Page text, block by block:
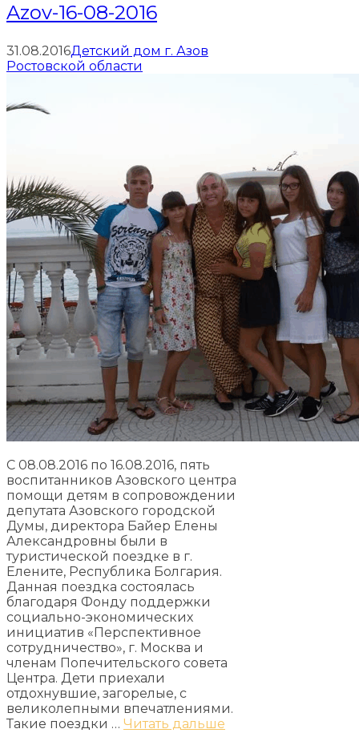
Azov-16-08-2016
31.08.2016Детский дом г. Азов
Ростовской области
С 08.08.2016 по 16.08.2016, пять
воспитанников Азовского центра
помощи детям в сопровождении
депутата Азовского городской
Думы, директора Байер Елены
Александровны были в
туристической поездке в г.
Елените, Республика Болгария.
Данная поездка состоялась
благодаря Фонду поддержки
социально-экономических
инициатив «Перспективное
сотрудничество», г. Москва и
членам Попечительского совета
Центра. Дети приехали
отдохнувшие, загорелые, с
великолепными впечатлениями.
Такие поездки … Читать дальше